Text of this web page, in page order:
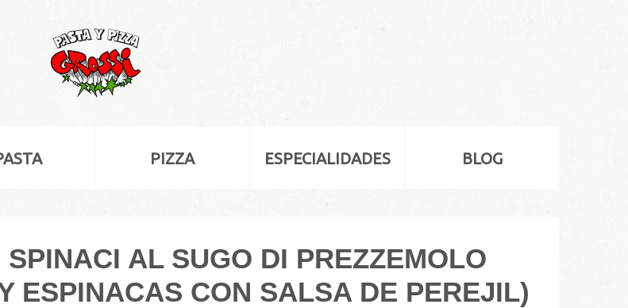
PIZZA ESPECIALIDADES BLOG
AL SUGO DI PREZZEMOLO
ESPINACAS CON SALSA DE PEREJIL)